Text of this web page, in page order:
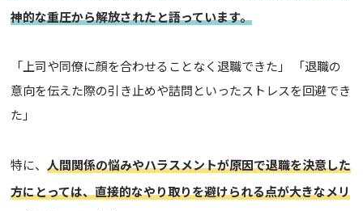
神的な重圧から解放されたと語っています。
「上司や同僚に顔を合わせることなく退職できた」 「退職の
意向を伝えた際の引き止めや詰問といったストレスを回避でき
た」
特に、人間関係の悩みやハラスメントが原因で退職を決意した
方にとっては、直接的なやり取りを避けられる点が大きなメリ